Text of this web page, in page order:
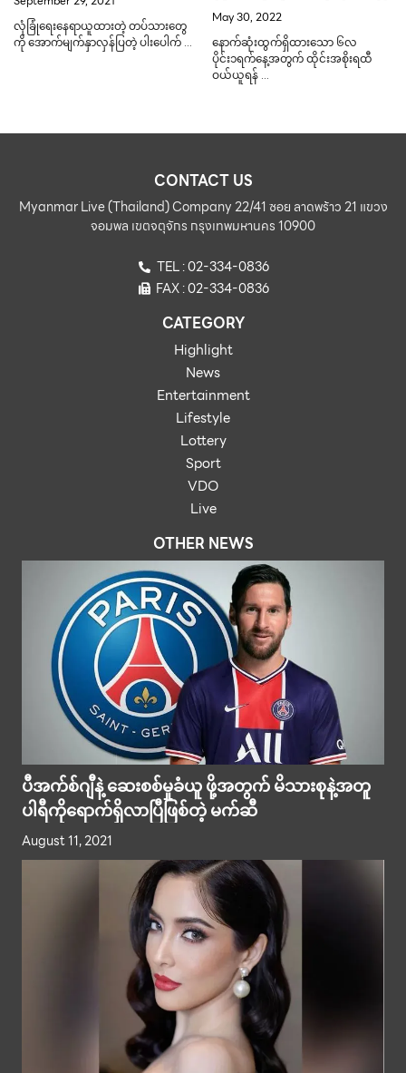
လုံခြုံရေးနေရာယူထားတဲ့ တပ်သားတွေ
ကို အောက်မျက်နှာလှန်ပြတဲ့ ပါးပေါက် …
န်ဘီယာပေးသာ 6 တစ်လုံးပိုင်
May 30, 2022
နောက်ဆုံးထွက်ရှိထားသော ၆လ
ပိုင်း၁ရက်နေ့အတွက် ထိုင်းအစိုးရထီ
ဝယ်ယူရန် …
CONTACT US
Myanmar Live (Thailand) Company 22/41 ซอย ลาดพร้าว 21 แขวง
จอมพล เขตจตุจักร กรุงเทพมหานคร 10900
TEL : 02-334-0836
FAX : 02-334-0836
CATEGORY
Highlight
News
Entertainment
Lifestyle
Lottery
Sport
VDO
Live
OTHER NEWS
ပီအက်စ်ဂျီနဲ့ ဆေးစစ်မှုခံယူ ဖို့အတွက် မိသားစုနဲ့အတူ
ပါရီကိုရောက်ရှိလာပြီဖြစ်တဲ့ မက်ဆီ
August 11, 2021